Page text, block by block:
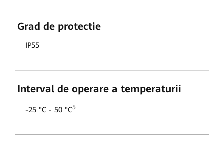
Grad de protectie
IP55
Interval de operare a temperaturii
-25 °C - 50 °C5